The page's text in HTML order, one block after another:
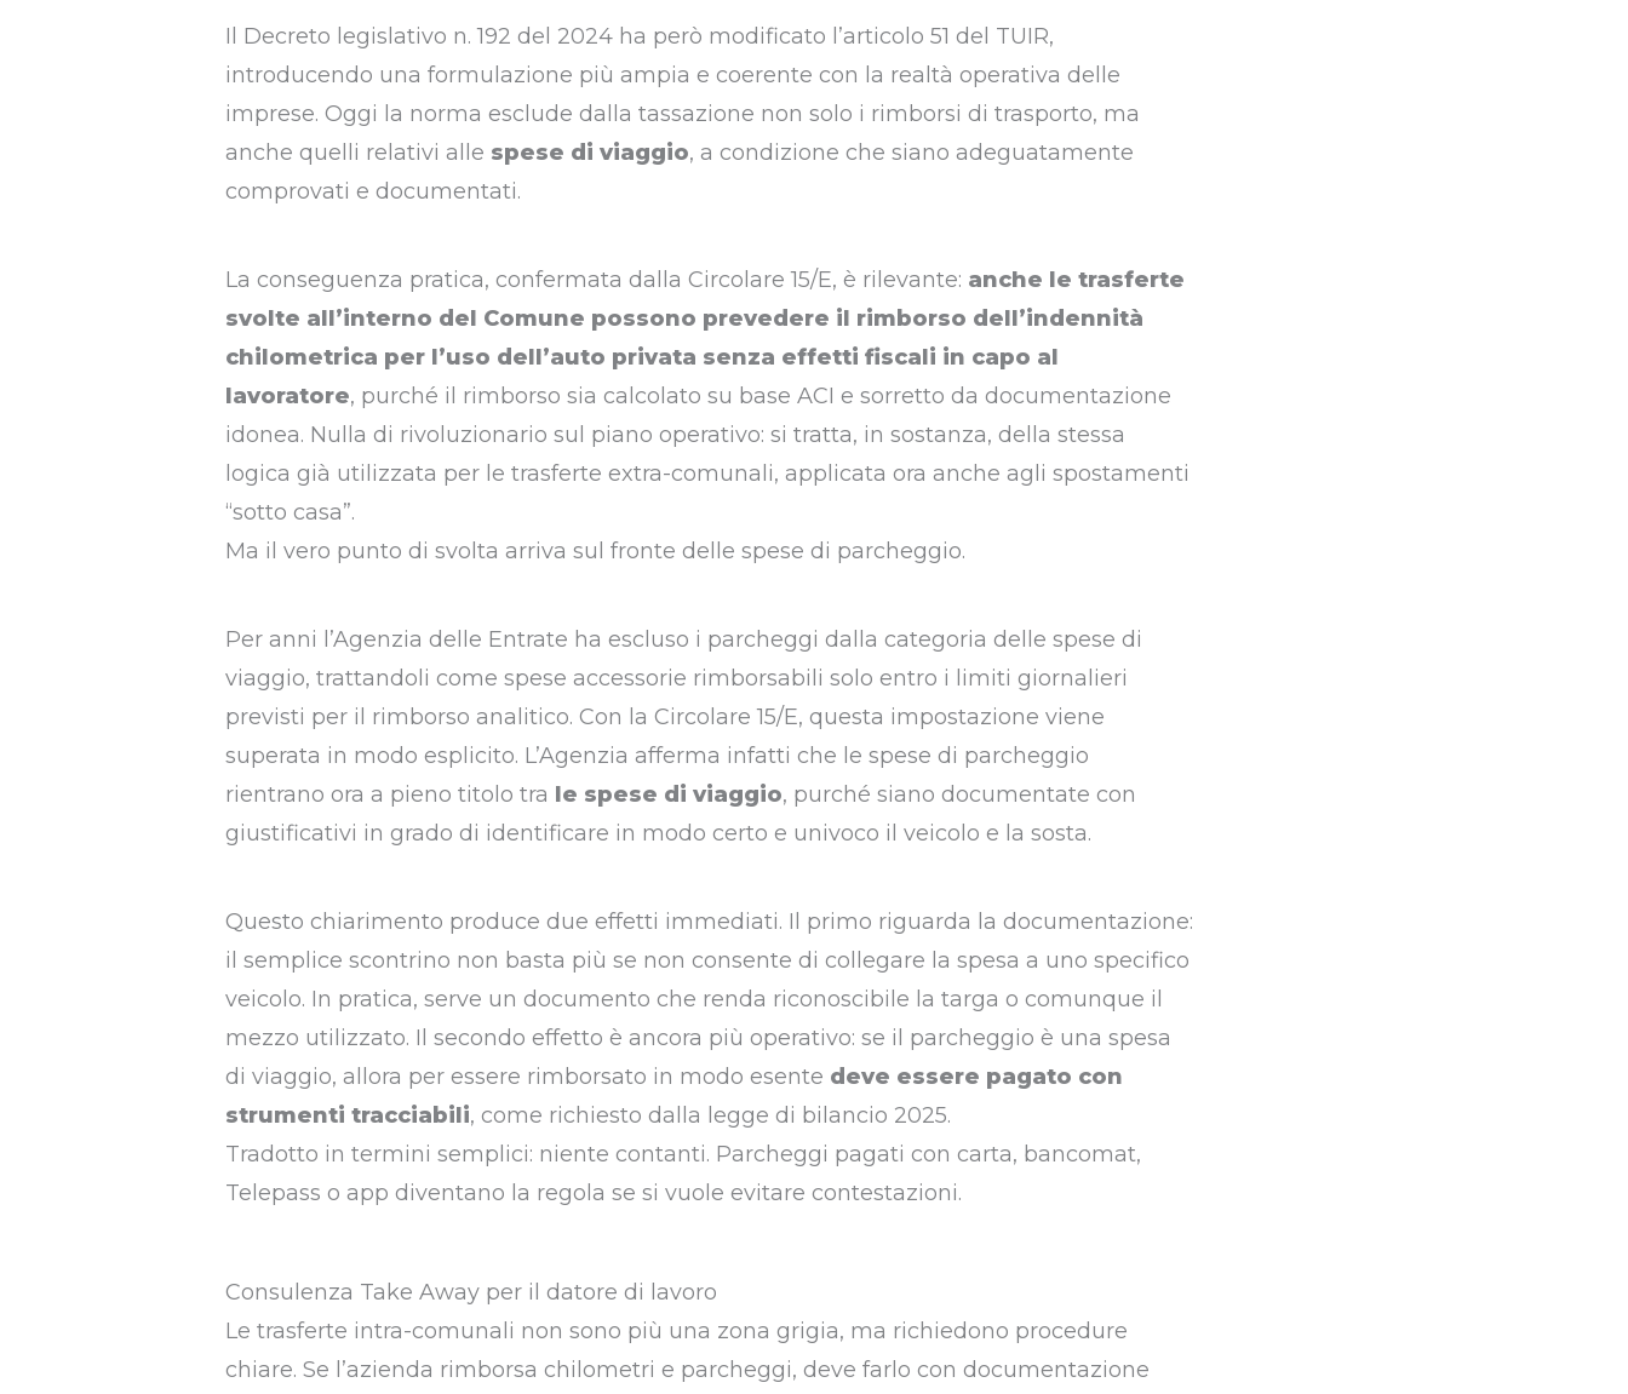
Il Decreto legislativo n. 192 del 2024 ha però modificato l’articolo 51 del TUIR,
introducendo una formulazione più ampia e coerente con la realtà operativa delle
imprese. Oggi la norma esclude dalla tassazione non solo i rimborsi di trasporto, ma
anche quelli relativi alle spese di viaggio, a condizione che siano adeguatamente
comprovati e documentati.
La conseguenza pratica, confermata dalla Circolare 15/E, è rilevante: anche le trasferte
svolte all’interno del Comune possono prevedere il rimborso dell’indennità
chilometrica per l’uso dell’auto privata senza effetti fiscali in capo al
lavoratore, purché il rimborso sia calcolato su base ACI e sorretto da documentazione
idonea. Nulla di rivoluzionario sul piano operativo: si tratta, in sostanza, della stessa
logica già utilizzata per le trasferte extra-comunali, applicata ora anche agli spostamenti
“sotto casa”.
Ma il vero punto di svolta arriva sul fronte delle spese di parcheggio.
Per anni l’Agenzia delle Entrate ha escluso i parcheggi dalla categoria delle spese di
viaggio, trattandoli come spese accessorie rimborsabili solo entro i limiti giornalieri
previsti per il rimborso analitico. Con la Circolare 15/E, questa impostazione viene
superata in modo esplicito. L’Agenzia afferma infatti che le spese di parcheggio
rientrano ora a pieno titolo tra le spese di viaggio, purché siano documentate con
giustificativi in grado di identificare in modo certo e univoco il veicolo e la sosta.
Questo chiarimento produce due effetti immediati. Il primo riguarda la documentazione:
il semplice scontrino non basta più se non consente di collegare la spesa a uno specifico
veicolo. In pratica, serve un documento che renda riconoscibile la targa o comunque il
mezzo utilizzato. Il secondo effetto è ancora più operativo: se il parcheggio è una spesa
di viaggio, allora per essere rimborsato in modo esente deve essere pagato con
strumenti tracciabili, come richiesto dalla legge di bilancio 2025.
Tradotto in termini semplici: niente contanti. Parcheggi pagati con carta, bancomat,
Telepass o app diventano la regola se si vuole evitare contestazioni.
Consulenza Take Away per il datore di lavoro
Le trasferte intra-comunali non sono più una zona grigia, ma richiedono procedure
chiare. Se l’azienda rimborsa chilometri e parcheggi, deve farlo con documentazione